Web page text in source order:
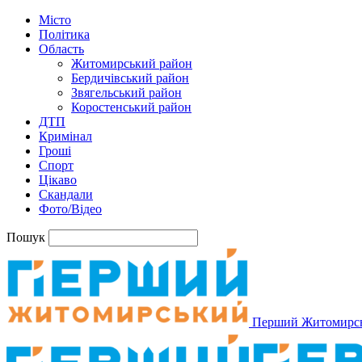
Місто
Політика
Область
Житомирський район
Бердичівський район
Звягельський район
Коростенський район
ДТП
Кримінал
Гроші
Спорт
Цікаво
Скандали
Фото/Відео
Пошук
Перший